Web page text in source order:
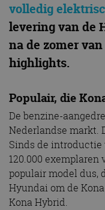
volledig
levering van de
na de zomer
highlights.
Populair, die
De benzine-
Nederlandse markt.
Sinds de introductie
120.000 exemplaren
populair model dus,
Hyundai om de
Kona Hybrid.